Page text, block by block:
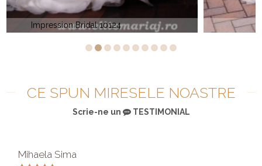
Elite Bridal 2023
CE SPUN MIRESELE NOASTRE
Scrie-ne un TESTIMONIAL
Mihaela Sima